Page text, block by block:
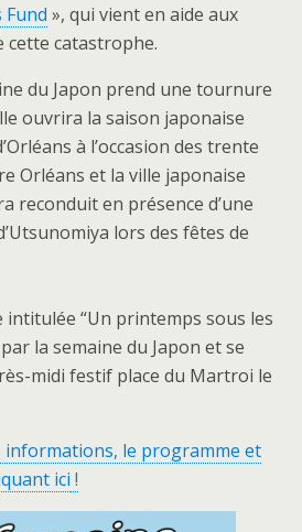
», qui vient en aide aux
cette catastrophe.
du Japon prend une tournure
ouvrira la saison japonaise
à l’occasion des trente
Orléans et la ville japonaise
reconduit en présence d’une
lors des fêtes de
intitulée “Un printemps sous les
la semaine du Japon et se
midi festif place du Martroi le
informations, le programme et
ici !